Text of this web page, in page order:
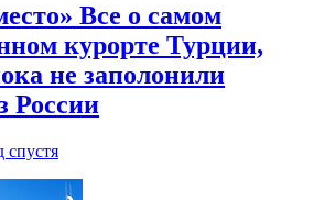
Все о самом
курорте Турции,
не заполонили
России
спустя